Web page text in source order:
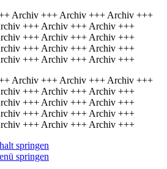
Archiv +++ Archiv +++ Archiv +++
+++ Archiv +++ Archiv +++
+++ Archiv +++ Archiv +++
+++ Archiv +++ Archiv +++
+++ Archiv +++ Archiv +++
Archiv +++ Archiv +++ Archiv +++
+++ Archiv +++ Archiv +++
+++ Archiv +++ Archiv +++
+++ Archiv +++ Archiv +++
+++ Archiv +++ Archiv +++
springen
springen